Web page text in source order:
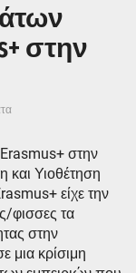
στην
στην
και Υιοθέτηση
είχε την
φισσες τα
στην
μια κρίσιμη